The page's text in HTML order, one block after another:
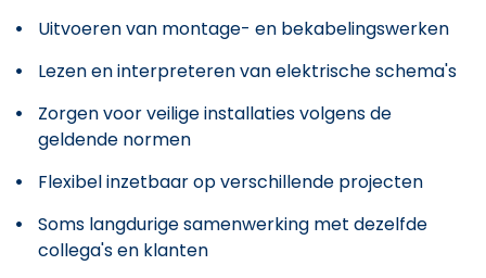
Uitvoeren van montage- en bekabelingswerken
Lezen en interpreteren van elektrische schema's
Zorgen voor veilige installaties volgens de
geldende normen
Flexibel inzetbaar op verschillende projecten
Soms langdurige samenwerking met dezelfde
collega's en klanten